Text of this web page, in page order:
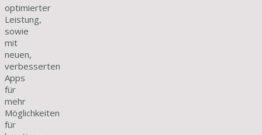
optimierter
Leistung,
sowie
mit
neuen,
verbesserten
Apps
für
mehr
Möglichkeiten
für